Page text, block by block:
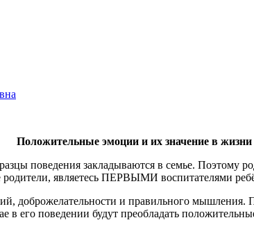
Положительные эмоции и их значение в жизни
поведения закладываются в семье. Поэтому
являетесь ПЕРВЫМИ воспитателями
доброжелательности и правильного мышления.
его поведении будут преобладать